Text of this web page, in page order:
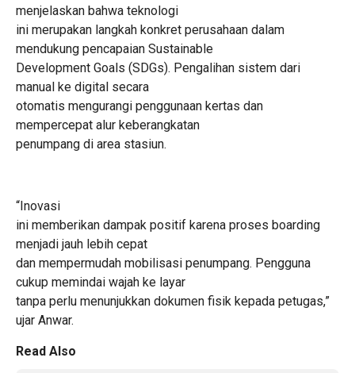
menjelaskan bahwa teknologi
ini merupakan langkah konkret perusahaan dalam
mendukung pencapaian Sustainable
Development Goals (SDGs). Pengalihan sistem dari
manual ke digital secara
otomatis mengurangi penggunaan kertas dan
mempercepat alur keberangkatan
penumpang di area stasiun.
“Inovasi
ini memberikan dampak positif karena proses boarding
menjadi jauh lebih cepat
dan mempermudah mobilisasi penumpang. Pengguna
cukup memindai wajah ke layar
tanpa perlu menunjukkan dokumen fisik kepada petugas,”
ujar Anwar.
Read Also